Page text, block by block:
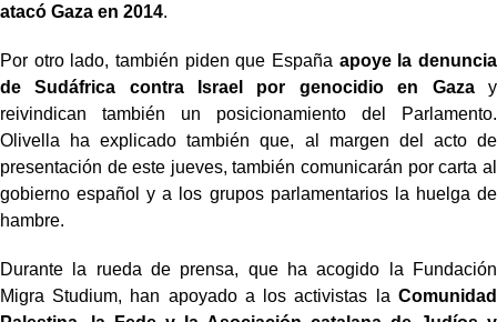
atacó Gaza en 2014.
Por otro lado, también piden que España apoye la denuncia
de Sudáfrica contra Israel por genocidio en Gazay
reivindican también un posicionamiento del Parlamento.
Olivella ha explicado también que, al margen del acto de
presentación de este jueves, también comunicarán por carta al
gobierno español y a los grupos parlamentarios la huelga de
hambre.
Durante la rueda de prensa, que ha acogido la Fundación
Migra Studium, han apoyado a los activistas la Comunidad